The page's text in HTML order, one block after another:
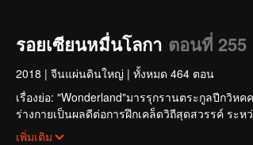
รอยเซียนหมื่นโลกา ตอนที่ 255
2018 | จีนแผ่นดินใหญ่ | ทั้งหมด 464 ตอน
เรื่องย่อ: "Wonderland"มารรุกรานตระกูลปีกวิ
ร่างกายเป็นผลดีต่อการฝึกเคล็ดวิถีสุดสวรรค์ ร
ของเหล่ามารกับเย่ซิงอวิ๋น...
เพิ่มเติม